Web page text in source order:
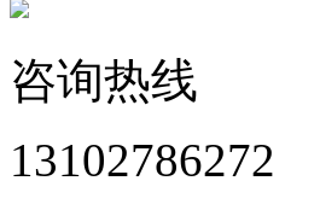
咨询热线
13102786272